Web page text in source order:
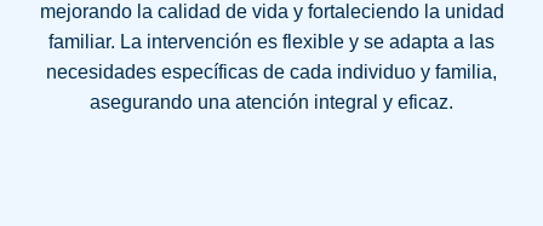
mejorando la calidad de vida y fortaleciendo la unidad
familiar. La intervención es flexible y se adapta a las
necesidades específicas de cada individuo y familia,
asegurando una atención integral y eficaz.